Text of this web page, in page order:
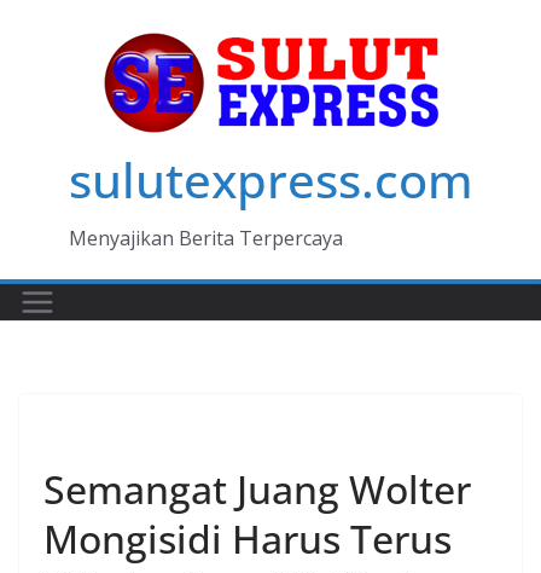
sulutexpress.com
Menyajikan Berita Terpercaya
Semangat Juang Wolter
Mongisidi Harus Terus